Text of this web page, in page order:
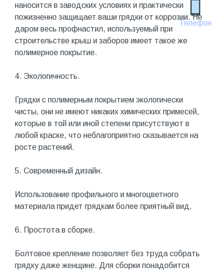
Телефон
наносится в заводских условиях и практически
пожизненно защищает ваши грядки от коррозии. Не
даром весь профнастил, используемый при
строительстве крыш и заборов имеет такое же
полимерное покрытие.
4. Экологичность.
Грядки с полимерным покрытием экологически
чисты, они не имеют никаких химических примесей,
которые в той или иной степени присутствуют в
любой краске, что неблагоприятно сказывается на
росте растений.
5. Современный дизайн.
Использование профильного и многоцветного
материала придет грядкам более приятный вид.
6. Простота в сборке.
Болтовое крепление позволяет без труда собрать
грядку даже женщине. Для сборки понадобится